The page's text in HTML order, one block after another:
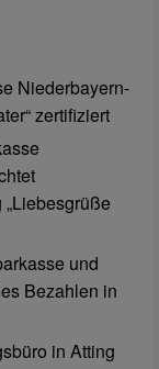
Niederbayern-
zertifiziert
und
Bezahlen in
in Atting